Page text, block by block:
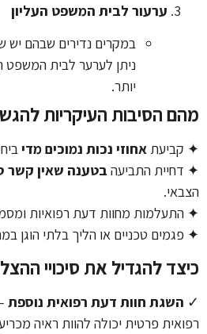
ערעור לבית המשפט העליון
במקרים נדירים שבהם יש
ניתן לערער לבית המשפט
יותר.
מהם הסיבות העיקריות
✦ קביעת אחוזי נכות נמוכים מדי
✦ דחיית התביעה בטענה שאין קשר
הצבאי.
✦ התעלמות מחוות דעת רפואיות
✦ פגמים טכניים או הליך בלתי הוגן
כיצד להגדיל את סיכויי
✓ השגת חוות דעת רפואית נוספת
רפואית פרטית יכולה להוות ראיה